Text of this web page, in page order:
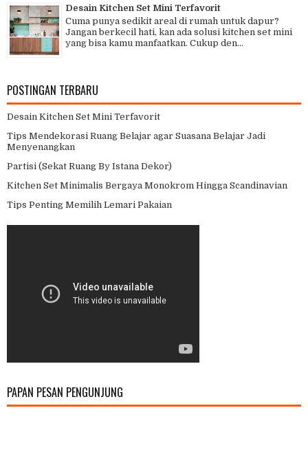
Desain Kitchen Set Mini Terfavorit
Cuma punya sedikit areal di rumah untuk dapur?
Jangan berkecil hati, kan ada solusi kitchen set mini
yang bisa kamu manfaatkan. Cukup den...
POSTINGAN TERBARU
Desain Kitchen Set Mini Terfavorit
Tips Mendekorasi Ruang Belajar agar Suasana Belajar Jadi
Menyenangkan
Partisi (Sekat Ruang By Istana Dekor)
Kitchen Set Minimalis Bergaya Monokrom Hingga Scandinavian
Tips Penting Memilih Lemari Pakaian
PAPAN PESAN PENGUNJUNG